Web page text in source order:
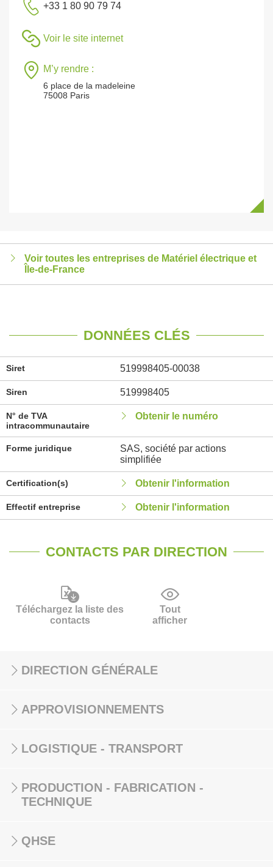
+33 1 80 90 79 74
Voir le site internet
M’y rendre :
6 place de la madeleine
75008 Paris
Voir toutes les entreprises de Matériel électrique et
Île-de-France
DONNÉES CLÉS
Siret 519998405-00038
Siren 519998405
N° de TVA
intracommunautaire
Obtenir le numéro
Forme juridique
SAS, société par actions
simplifiée
Certification(s) Obtenir l'information
Effectif entreprise Obtenir l'information
CONTACTS PAR DIRECTION
Téléchargez la liste des
contacts
Tout
afficher
DIRECTION GÉNÉRALE
APPROVISIONNEMENTS
LOGISTIQUE - TRANSPORT
PRODUCTION - FABRICATION -
TECHNIQUE
QHSE